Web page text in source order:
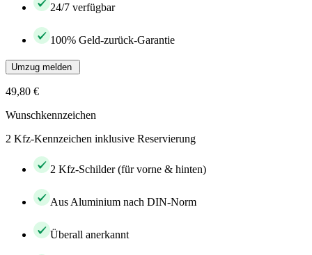
24/7 verfügbar
100% Geld-zurück-Garantie
Umzug melden
49,80 €
Wunschkennzeichen
2 Kfz-Kennzeichen inklusive Reservierung
2 Kfz-Schilder (für vorne & hinten)
Aus Aluminium nach DIN-Norm
Überall anerkannt